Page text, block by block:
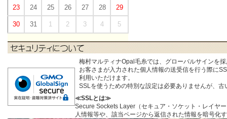
23 24 25 26 27 28 29
30 31 1 2 3 4 5
梅村マルティナOpal毛糸では、グローバルサインを
お客さまが入力された個人情報の送受信を行う際に
利用いただけます。
SSLを使うための特別な設定は必要ありませんが、
≪SSLとは≫
Secure Sockets Layer（セキュア・ソケット・レイヤ
人情報等や、該当ページから返信された情報を暗号化